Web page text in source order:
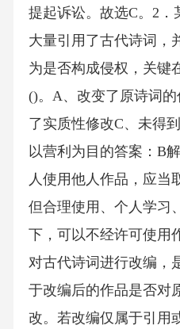
提起诉讼。故选C。2．
大量引用了古代诗词，
为是否构成侵权，关键
()。A、改变了原诗词
了实质性修改C、未得
以营利为目的答案：B
人使用他人作品，应当
但合理使用、个人学习
下，可以不经许可使用
对古代诗词进行改编，
于改编后的作品是否对
改。若改编仅属于引用